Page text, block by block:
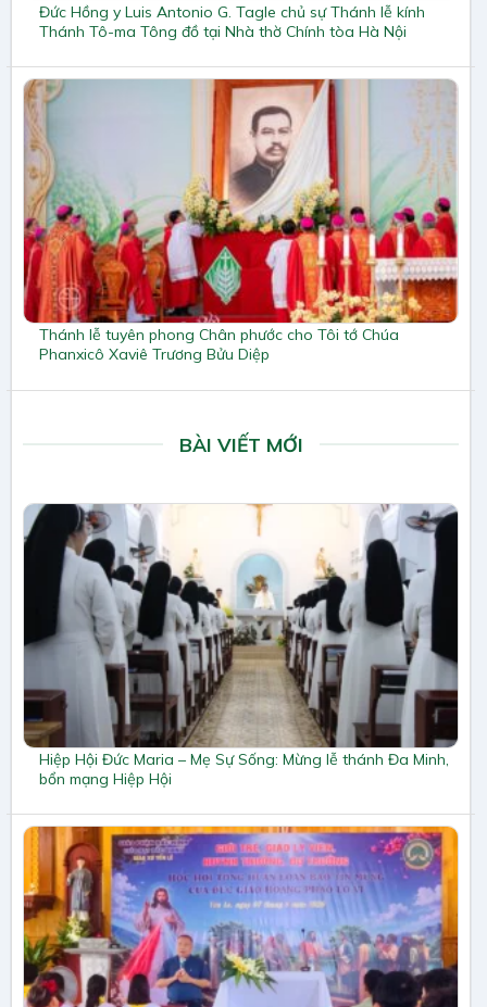
Đức Hồng y Luis Antonio G. Tagle chủ sự Thánh lễ kính
Thánh Tô-ma Tông đồ tại Nhà thờ Chính tòa Hà Nội
Thánh lễ tuyên phong Chân phước cho Tôi tớ Chúa
Phanxicô Xaviê Trương Bửu Diệp
BÀI VIẾT MỚI
Hiệp Hội Đức Maria – Mẹ Sự Sống: Mừng lễ thánh Đa Minh,
bổn mạng Hiệp Hội